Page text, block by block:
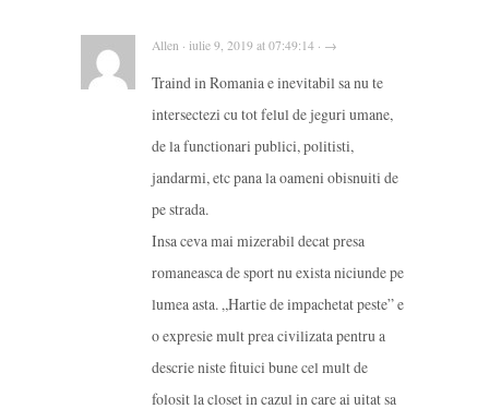
Allen · iulie 9, 2019 at 07:49:14 · →
Traind in Romania e inevitabil sa nu te
intersectezi cu tot felul de jeguri umane,
de la functionari publici, politisti,
jandarmi, etc pana la oameni obisnuiti de
pe strada.
Insa ceva mai mizerabil decat presa
romaneasca de sport nu exista niciunde pe
lumea asta. „Hartie de impachetat peste” e
o expresie mult prea civilizata pentru a
descrie niste fituici bune cel mult de
folosit la closet in cazul in care ai uitat sa